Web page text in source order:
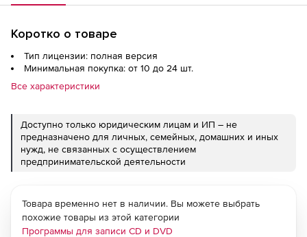
Коротко о товаре
Тип лицензии: полная версия
Минимальная покупка: от 10 до 24 шт.
Все характеристики
Доступно только юридическим лицам и ИП – не
предназначено для личных, семейных, домашних и иных
нужд, не связанных с осуществлением
предпринимательской деятельности
Товара временно нет в наличии. Вы можете выбрать
похожие товары из этой категории
Программы для записи CD и DVD